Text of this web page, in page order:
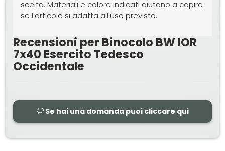
scelta. Materiali e colore indicati aiutano a capire
se l'articolo si adatta all'uso previsto.
Recensioni per Binocolo BW IOR
7x40 Esercito Tedesco
Occidentale
Se hai una domanda puoi cliccare qui